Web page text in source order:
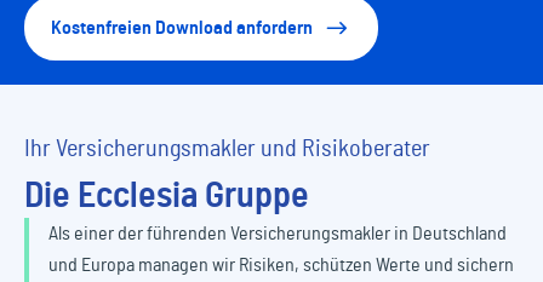
Kostenfreien Download anfordern
Ihr Versicherungsmakler und Risikoberater
Die Ecclesia Gruppe
Als einer der führenden Versicherungsmakler in Deutschland
und Europa managen wir Risiken, schützen Werte und sichern